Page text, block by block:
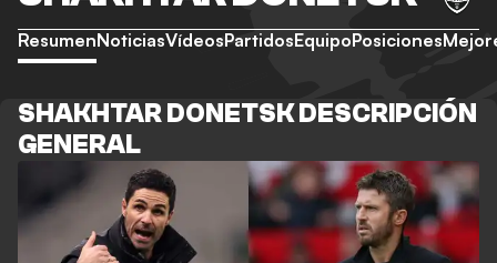
ResumenNoticiasVídeosPartidosEquipoPosiciones
SHAKHTAR DONETSK DESCRIPCIÓN
GENERAL